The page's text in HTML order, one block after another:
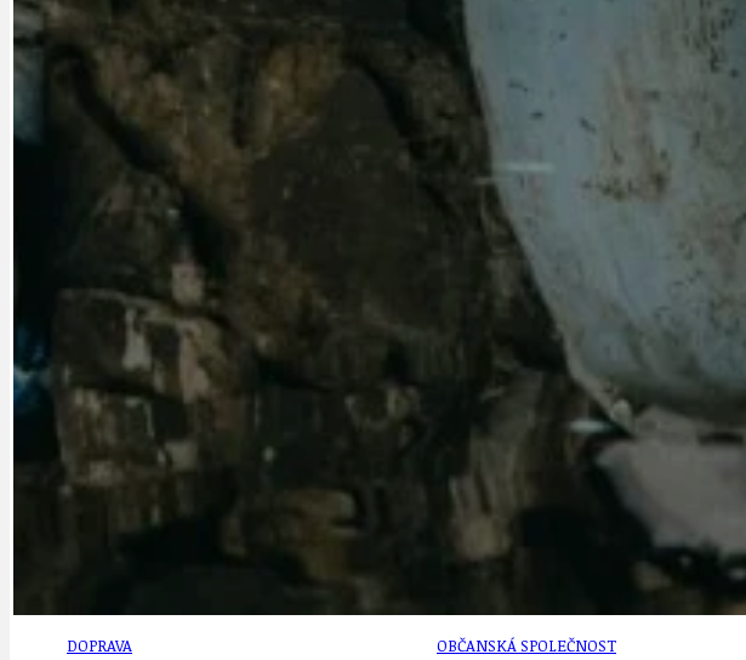
CYKLOVÝLETY
DEZINFORMACE
DOBRÉ ZPRÁVY
DOPORUČUJEME
DOPRAVA
KULTURNÍ MOZAIKA
NÁDRAŽÍ PRAHA - KLÁNOVICE A PARKOVÁNÍ
NÁZOR
NEZAŘAZENÉ
OBČANSKÁ SPOLEČNOST